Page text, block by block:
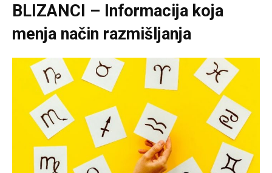
BLIZANCI – Informacija koja
menja način razmišljanja